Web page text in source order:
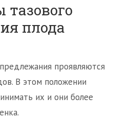
плода
проявляются
В этом положении
их и они более